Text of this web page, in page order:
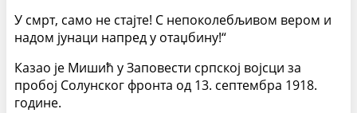
У смрт, само не стајте! С непоколебљивом вером и
надом јунаци напред у отаџбину!“
Казао је Мишић у Заповести српској војсци за
пробој Солунског фронта од 13. септембра 1918.
године.